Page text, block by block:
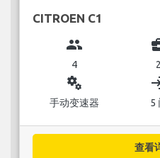
CITROEN C1
group
4 2
miscellaneous_services
手动变速器 5
查看